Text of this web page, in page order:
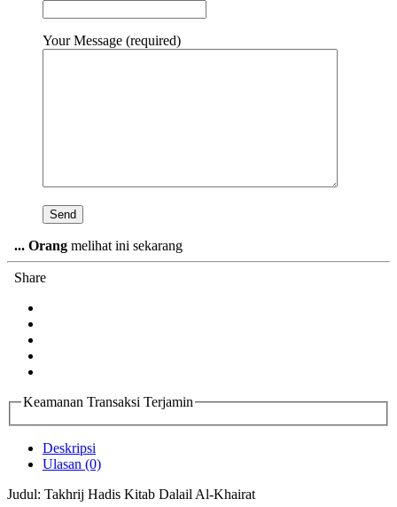
Your Message (required)
... Orang melihat ini sekarang
Share
Keamanan Transaksi Terjamin
Deskripsi
Ulasan (0)
Judul: Takhrij Hadis Kitab Dalail Al-Khairat